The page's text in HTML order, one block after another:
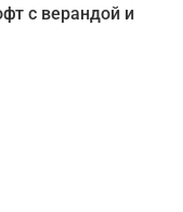
с верандой и